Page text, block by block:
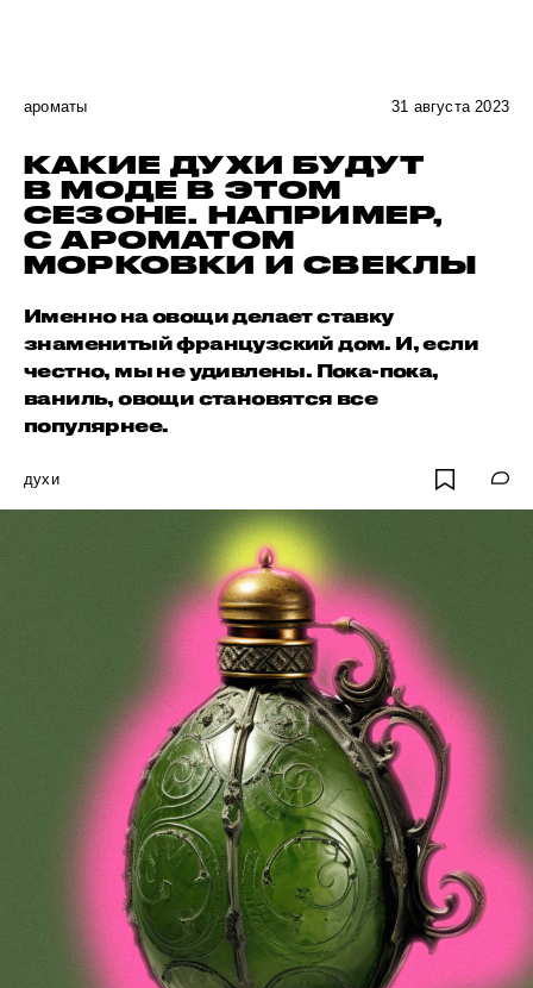
ароматы 31 августа 2023
КАКИЕ ДУХИ БУДУТ
В МОДЕ В ЭТОМ
СЕЗОНЕ. НАПРИМЕР,
С АРОМАТОМ
МОРКОВКИ И СВЕКЛЫ
Именно на овощи делает ставку
знаменитый французский дом. И, если
честно, мы не удивлены. Пока-пока,
ваниль, овощи становятся все
популярнее.
духи